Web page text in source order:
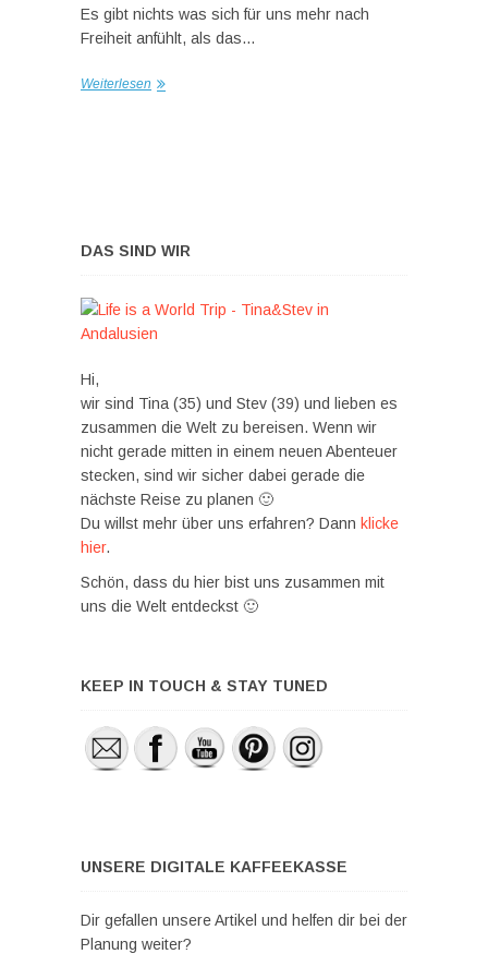
Es gibt nichts was sich für uns mehr nach
Freiheit anfühlt, als das…
Weiterlesen
DAS SIND WIR
Hi,
wir sind Tina (35) und Stev (39) und lieben es
zusammen die Welt zu bereisen. Wenn wir
nicht gerade mitten in einem neuen Abenteuer
stecken, sind wir sicher dabei gerade die
nächste Reise zu planen 🙂
Du willst mehr über uns erfahren? Dann klicke
hier.
Schön, dass du hier bist uns zusammen mit
uns die Welt entdeckst 🙂
KEEP IN TOUCH & STAY TUNED
UNSERE DIGITALE KAFFEEKASSE
Dir gefallen unsere Artikel und helfen dir bei der
Planung weiter?